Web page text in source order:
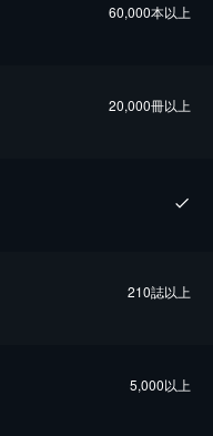
60,000本以上
20,000冊以上
210誌以上
5,000以上